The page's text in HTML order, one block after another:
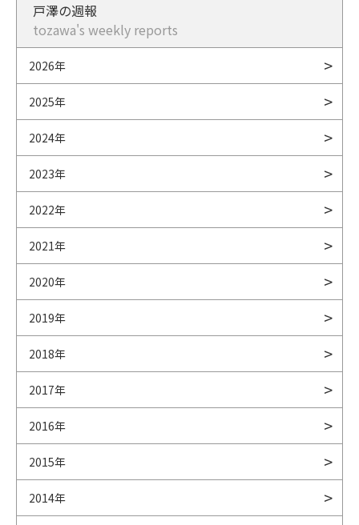
戸澤の週報
tozawa's weekly reports
2026年
2025年
2024年
2023年
2022年
2021年
2020年
2019年
2018年
2017年
2016年
2015年
2014年